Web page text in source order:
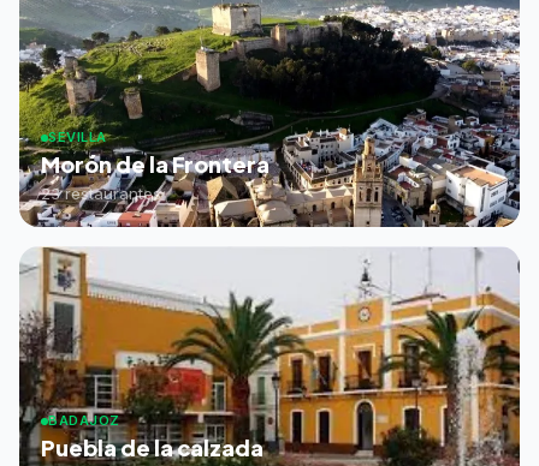
SEVILLA
Morón de la Frontera
23 restaurantes
BADAJOZ
Puebla de la calzada